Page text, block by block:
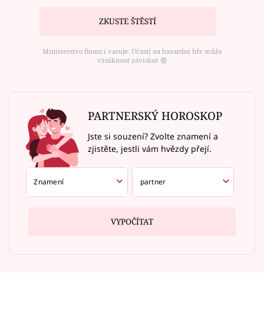
ZKUSTE ŠTĚSTÍ
Ministerstvo financí varuje: Účastí na hazardní hře může
vzniknout závislost ⑱
PARTNERSKÝ HOROSKOP
Jste si souzení? Zvolte znamení a
zjistěte, jestli vám hvězdy přejí.
VYPOČÍTAT